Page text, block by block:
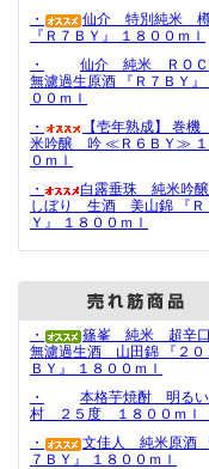
・
仙介 特別純米
『Ｒ７ＢＹ』 １８００ｍｌ
・
仙介 純米 ＲＯ
無濾過生原酒 『Ｒ７ＢＹ』
００ｍｌ
・
【壱年熟成】 巻
米吟醸 吟 ≪Ｒ６ＢＹ≫ １
０ｍｌ
・
白露垂珠 純米吟
しぼり 生酒 美山錦 『Ｒ
Ｙ』 １８００ｍｌ
・
篠峯 純米 超辛
無濾過生酒 山田錦 『２０
ＢＹ』 １８００ｍｌ
・
本格芋焼酎 明る
村 ２５度 １８００ｍｌ
・
文佳人 純米原酒
７ＢＹ』 １８００ｍｌ